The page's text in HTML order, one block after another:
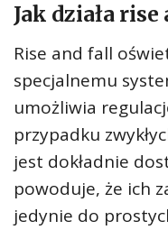
Jak działa
Rise and fall
specjalnemu
umożliwia
przypadku
jest dokładnie
powoduje, że ich
jedynie do